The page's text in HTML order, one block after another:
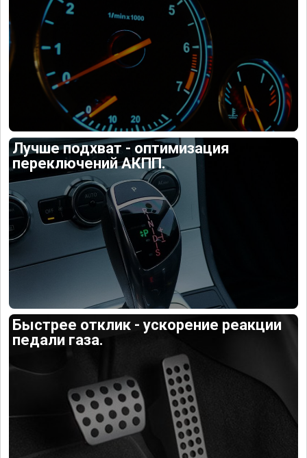
Лучше подхват - оптимизация
переключений АКПП.
Быстрее отклик - ускорение реакции
педали газа.